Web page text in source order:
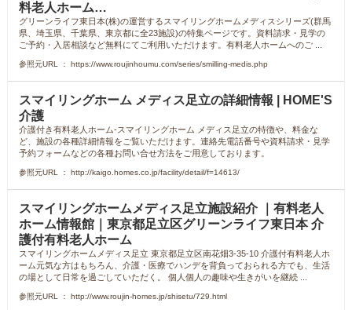
料老人ホーム…
グリーンライフ東日本(株)の運営するスマイリングホームメディスシリーズ(群馬
県、埼玉県、千葉県、東京都に全23施設)の特集ページです。資料請求・見学の
ご予約・入居相談など無料にてご利用いただけます。有料老人ホームへのご ...
参照元URL ： https://www.roujinhoumu.com/series/smilling-medis.php
スマイリングホーム メディス足立の詳細情報 | HOME'S
介護
介護付き有料老人ホーム-スマイリングホーム メディス足立の特徴や、料金な
ど、施設の各種詳細情報をご覧いただけます。連絡先電話番号や資料請求・見学
予約フォームなどの各種お問い合せ方法をご用意しております。
参照元URL ： http://kaigo.homes.co.jp/facility/detail/f=14613/
スマイリングホームメディス足立施設紹介 ｜有料老人
ホーム情報館｜東京都足立区グリーンライフ東日本 介
護付有料老人ホーム
スマイリングホームメディス足立 東京都足立区南花畑3-35-10 介護付有料老人ホ
ーム元気な方はもちろん、介護・医療でハンデを背負っておられる方でも、生活
の場として日常を過ごしていただく。 個人個人の趣味や生きがいを継続 ...
参照元URL ： http://www.roujin-homes.jp/shisetu/729.html